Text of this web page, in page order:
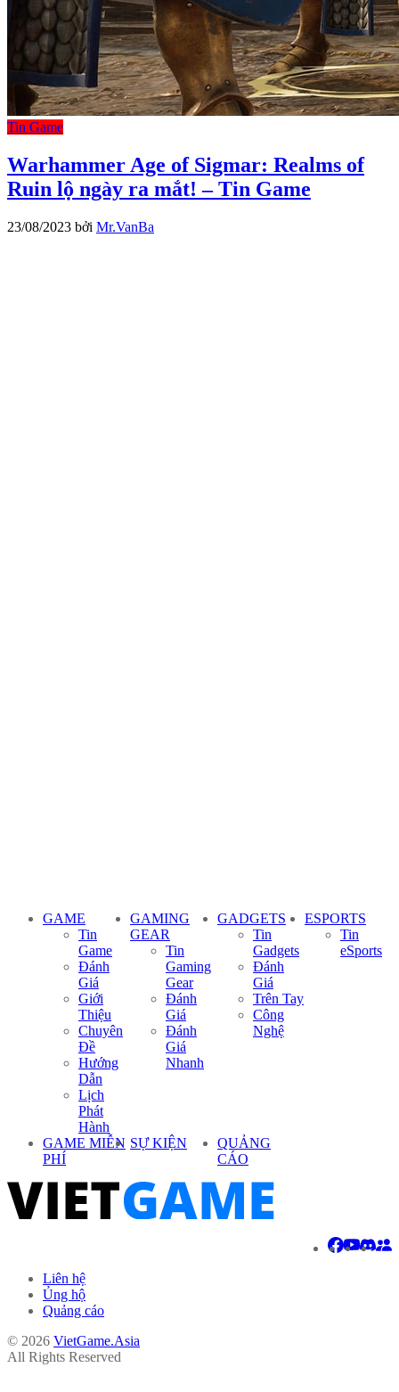
Tin Game
Warhammer Age of Sigmar: Realms of
Ruin lộ ngày ra mắt! – Tin Game
23/08/2023 bởi Mr.VanBa
GAME
Tin
Game
Đánh
Giá
Giới
Thiệu
Chuyên
Đề
Hướng
Dẫn
Lịch
Phát
Hành
GAMING
GEAR
Tin
Gaming
Gear
Đánh
Giá
Đánh
Giá
Nhanh
GADGETS
Tin
Gadgets
Đánh
Giá
Trên Tay
Công
Nghệ
ESPORTS
Tin
eSports
GAME MIỄN
PHÍ
SỰ KIỆN
QUẢNG
CÁO
Liên hệ
Ủng hộ
Quảng cáo
© 2026 VietGame.Asia
All Rights Reserved